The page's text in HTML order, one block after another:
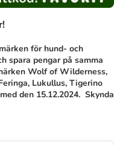
för hund- och
spara pengar på samma
Wolf of Wilderness,
Lukullus, Tigerino
den 15.12.2024. Skynda